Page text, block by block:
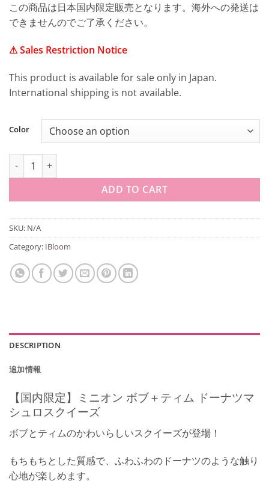
この商品は日本国内限定販売となります。海外への発送は
できませんのでご了承ください。
⚠ Sales Restriction Notice
This product is available for sale only in Japan.
International shipping is not available.
Color
【国内限定】ミニオン ボブ＋ティム ドーナツマシュロスクイーズ
ADD TO CART
SKU: N/A
Category: IBloom
DESCRIPTION
追加情報
【国内限定】ミニオン ボブ＋ティム ドーナツマ
シュロスクイーズ
ボブとティムのかわいらしいスクイーズが登場！
もちもちとした質感で、ふわふわのドーナツのような触り
心地が楽しめます。